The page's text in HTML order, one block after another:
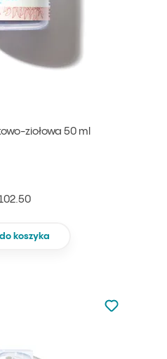
ziołowa 50 ml
koszyka
Nie dodano
Dodaj do